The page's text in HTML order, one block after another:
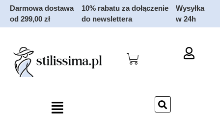
Darmowa dostawa
od 299,00 zł
10% rabatu za dołączenie
do newslettera
Wysyłka
w 24h